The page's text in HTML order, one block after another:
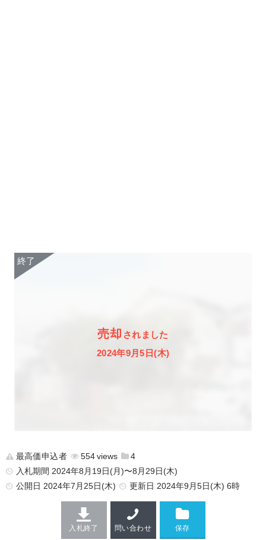
売却 されました
2024年9月5日(木)
最高価申込者 554
4
入札期間 2024年8月19日(月)〜8月29日(木)
公開日 2024年7月25日(木) 更新日 2024年9月5日(木) 6時
入札終了 問い合わせ